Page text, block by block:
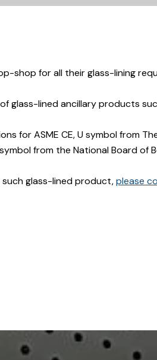
shop for all their glass-lining
glass-lined ancillary products
for ASME CE, U symbol from
from the National Board of
glass-lined product,please